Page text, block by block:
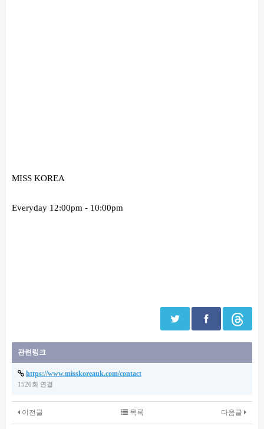
MISS KOREA
Everyday 12:00pm - 10:00pm
관련링크
https://www.misskoreauk.com/contact
1520회 연결
이전글 다음글
목록